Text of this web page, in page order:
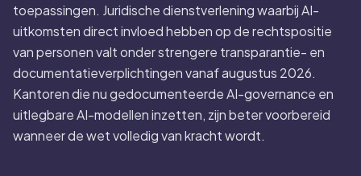
toepassingen. Juridische dienstverlening waarbij AI-
uitkomsten direct invloed hebben op de rechtspositie
van personen valt onder strengere transparantie- en
documentatieverplichtingen vanaf augustus 2026.
Kantoren die nu gedocumenteerde AI-governance en
uitlegbare AI-modellen inzetten, zijn beter voorbereid
wanneer de wet volledig van kracht wordt.